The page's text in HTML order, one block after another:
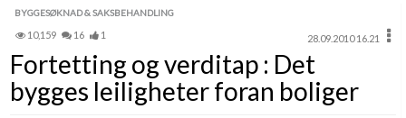
Papirer som mangler
Skaff dokumentasjon som mangler
Kundeservice
BYGGESØKNAD & SAKSBEHANDLING
10,159 16 1 28.09.2010 16.21
Fortetting og verditap : Det
bygges leiligheter foran boliger